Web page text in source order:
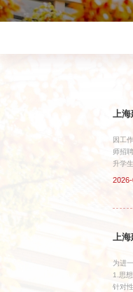
上海
因工
师招
升学
位可
上海
为进
1.思
针对